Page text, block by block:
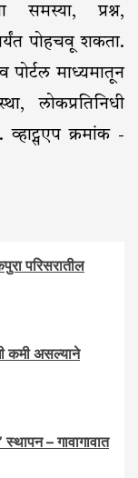
समस्या, प्रश्न,
पोहचवू शकता.
पोर्टल माध्यमातून
लोकप्रतिनिधी
व्हाट्सएप क्रमांक -
परिसरातील
कमी असल्याने
– गावागावात